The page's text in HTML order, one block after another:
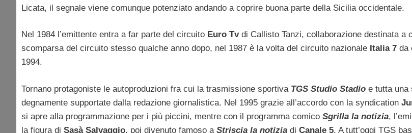
Licata, il segnale viene comunque potenziato andando a coprire buona parte della Sicilia occidentale.
Nel 1984 l’emittente entra a far parte del circuito Euro Tvdi Callisto Tanzi, collaborazione destinata a
scomparsa del circuito stesso qualche anno dopo, nel 1987 è la volta del circuito nazionale Italia 7 da
1994.
Tornano protagoniste le autoproduzioni fra cui la trasmissione sportiva TGS Studio Stadio e tutta una
degnamente supportate dalla redazione giornalistica. Nel 1995 grazie all’accordo con la syndication
si apre alla programmazione per i più piccini, mentre con il programma comico Sgrilla la notizia,
la figura di Sasà Salvaggio, poi divenuto famoso a Striscia la notizia di Canale 5. A tutt’oggi TGS